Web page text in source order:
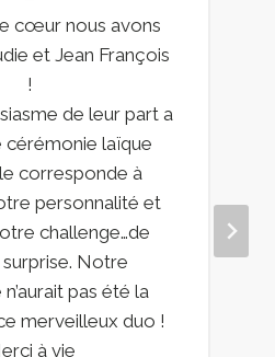
cœur nous avons
et Jean François
!
de leur part a
laïque
corresponde à
personnalité et
challenge…de
Notre
pas été la
merveilleux duo !
à vie